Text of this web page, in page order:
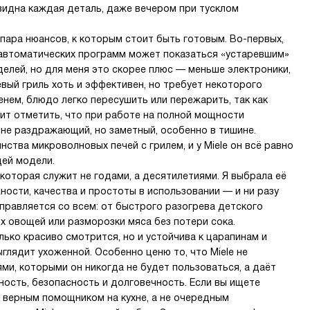
каждая деталь, даже вечером при тусклом
нюансов, к которым стоит быть готовым. Во-первых,
программ может показаться «устаревшим»
но для меня это скорее плюс — меньше электроники,
гриль хоть и эффективен, но требует некоторого
блюдо легко пересушить или пережарить, так как
отметить, что при работе на полной мощности
раздражающий, но заметный, особенно в тишине.
микроволновых печей с грилем, и у Miele он всё равно
модели.
служит не годами, а десятилетиями. Я выбрала её
качества и простоты в использовании — и ни разу
со всем: от быстрого разогрева детского
овощей или разморозки мяса без потери сока.
красиво смотрится, но и устойчива к царапинам и
ухоженной. Особенно ценю то, что Miele не
которыми он никогда не будет пользоваться, а даёт
безопасность и долговечность. Если вы ищете
помощником на кухне, а не очередным